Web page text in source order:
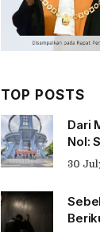
TOP POSTS
Dari
Nol:
30